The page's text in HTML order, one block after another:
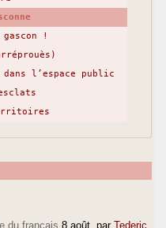
gascon !
l’espace public
du français 8 août , par Tederic